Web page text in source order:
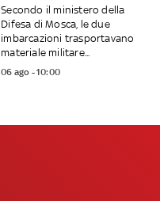
Secondo il ministero della
Difesa di Mosca, le due
imbarcazioni trasportavano
materiale militare...
06 ago - 10:00